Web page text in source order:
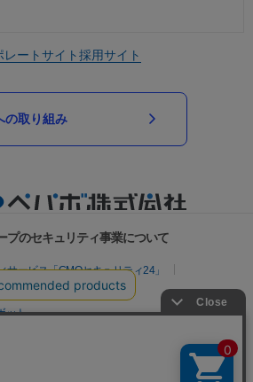
レートサイト採用サイト
の取り組み
プのセキュリティ事業について
ービス「GMOセキュリティ24」
イトリスク診断
ット
）